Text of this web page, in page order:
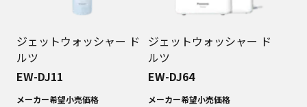
ジェットウォッシャー ド
ルツ
EW-DJ11
メーカー希望小売価格
ジェットウォッシャー ド
ルツ
EW-DJ64
メーカー希望小売価格